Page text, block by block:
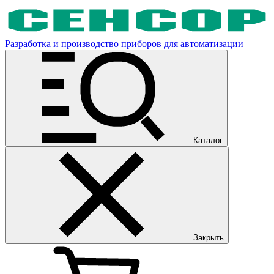
Разработка и производство приборов для автоматизации
Каталог
Закрыть